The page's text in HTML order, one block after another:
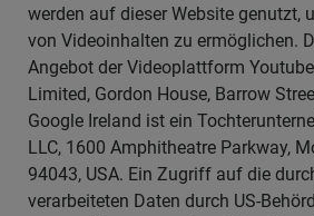
werden auf dieser Website genutzt,
von Videoinhalten zu ermöglichen.
Angebot der Videoplattform
Limited, Gordon House, Barrow
Google Ireland ist ein
LLC, 1600 Amphitheatre Parkway,
94043, USA. Ein Zugriff auf die
verarbeiteten Daten durch US-